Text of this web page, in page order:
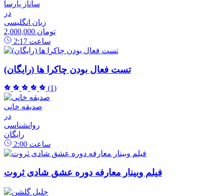
ساناز پارسا
در
زبان انگلیسی
2,000,000 تومان
2:17 ساعت
تست فعال بودن چاکرا ها (رایگان)
(1)
صدیقه خانی
در
روانشناسی
رایگان
2:00 ساعت
فیلم وبینار معارفه دوره عشق شادی ثروت